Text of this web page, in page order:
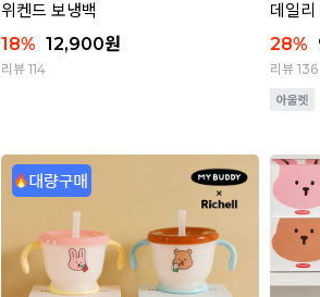
위켄드 보냉백
18% 12,900원
리뷰 114
데일리
28%
리뷰 136